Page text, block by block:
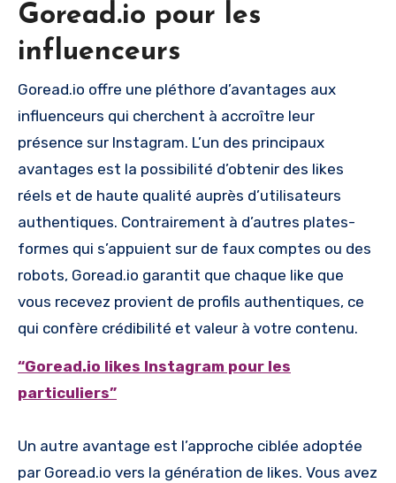
Goread.io pour les
influenceurs
Goread.io offre une pléthore d’avantages aux
influenceurs qui cherchent à accroître leur
présence sur Instagram. L’un des principaux
avantages est la possibilité d’obtenir des likes
réels et de haute qualité auprès d’utilisateurs
authentiques. Contrairement à d’autres plates-
formes qui s’appuient sur de faux comptes ou des
robots, Goread.io garantit que chaque like que
vous recevez provient de profils authentiques, ce
qui confère crédibilité et valeur à votre contenu.
“Goread.io likes Instagram pour les
particuliers”
Un autre avantage est l’approche ciblée adoptée
par Goread.io vers la génération de likes. Vous avez